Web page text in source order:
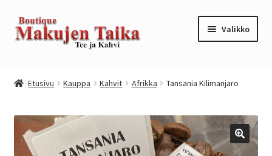
Siirry
navigointiin
Siirry
sisältöön
Valikko
Kassa
Etusivu Kauppa Kahvit Afrikka Tansania Kilimanjaro